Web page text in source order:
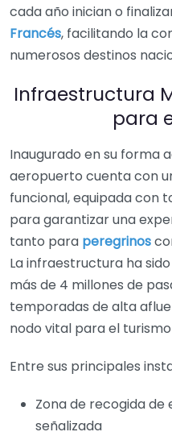
cada año inician o
Francés, facilitando la
numerosos destinos
Infraestructura
para
Inaugurado en su forma
aeropuerto cuenta con
funcional, equipada con
para garantizar una
tanto para peregrinos
La infraestructura ha
más de 4 millones de
temporadas de alta
nodo vital para el
Entre sus principales
Zona de recogida de
señalizada